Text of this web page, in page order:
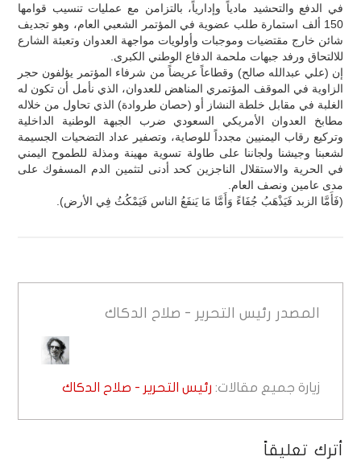
في الدفع والتحشيد مادياً وإدارياً، بالتزامن مع عمليات تنسيب قوامها
150 ألف استمارة طلب عضوية في المؤتمر الشعبي العام، وهو تجديف
شائن خارج مقتضيات وموجبات وأولويات مواجهة العدوان وتعبئة الشارع
للالتحاق ورفد جبهات ملحمة الدفاع الوطني الكبرى.
إن (علي عبدالله صالح) وقطاعاً عريضاً من شرفاء المؤتمر يؤلفون حجر
الزاوية في الموقف المؤتمري المناهض للعدوان، الذي نأمل أن تكون له
الغلبة في مقابل خلطة النشاز أو (حصان طروادة) الذي تحاول من خلاله
مطابخ العدوان الأمريكي السعودي ضرب الجبهة الوطنية الداخلية
وتركيع رقاب اليمنيين مجدداً للوصاية، وتصفير عداد التضحيات الجسيمة
لشعبنا وجيشنا ولجاننا على طاولة تسوية مهينة ومذلة للطموح اليمني
في الحرية والاستقلال الناجزين كحد أدنى لتثمين الدم المسفوك على
مدى عامين ونصف العام.
(فَأَمَّا الزبد فَيَذْهَبُ جُفَاءً وَأَمَّا مَا يَنفَعُ الناس فَيَمْكُثُ فِي الأرض).
المصدر رئيس التحرير - صلاح الدكاك
زيارة جميع مقالات: رئيس التحرير - صلاح الدكاك
أترك تعليقاً